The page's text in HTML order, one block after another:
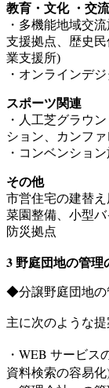
教育・文化 ・交
・多機能地域交
支援拠点、歴史
業支援所)
・オンラインデ
スポーツ関連
・人工芝グラウ
ション、カンファ
・コンベンショ
その他
市営住宅の建替
菜園整備、小型バ
防災拠点
3 野庭団地の管
◆分譲野庭団地の
主に次のような提
・WEB サービス
資料検索の容易